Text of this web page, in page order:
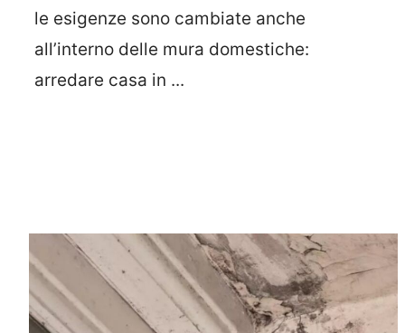
le esigenze sono cambiate anche
all’interno delle mura domestiche:
arredare casa in ...